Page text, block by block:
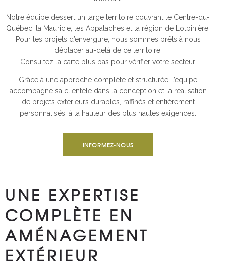
Notre équipe dessert un large territoire couvrant le Centre-du-
Québec, la Mauricie, les Appalaches et la région de Lotbinière.
Pour les projets d’envergure, nous sommes prêts à nous
déplacer au-delà de ce territoire.
Consultez la carte plus bas pour vérifier votre secteur.
Grâce à une approche complète et structurée, l’équipe
accompagne sa clientèle dans la conception et la réalisation
de projets extérieurs durables, raffinés et entièrement
personnalisés, à la hauteur des plus hautes exigences.
INFORMEZ-NOUS
UNE EXPERTISE
COMPLÈTE EN
AMÉNAGEMENT
EXTÉRIEUR